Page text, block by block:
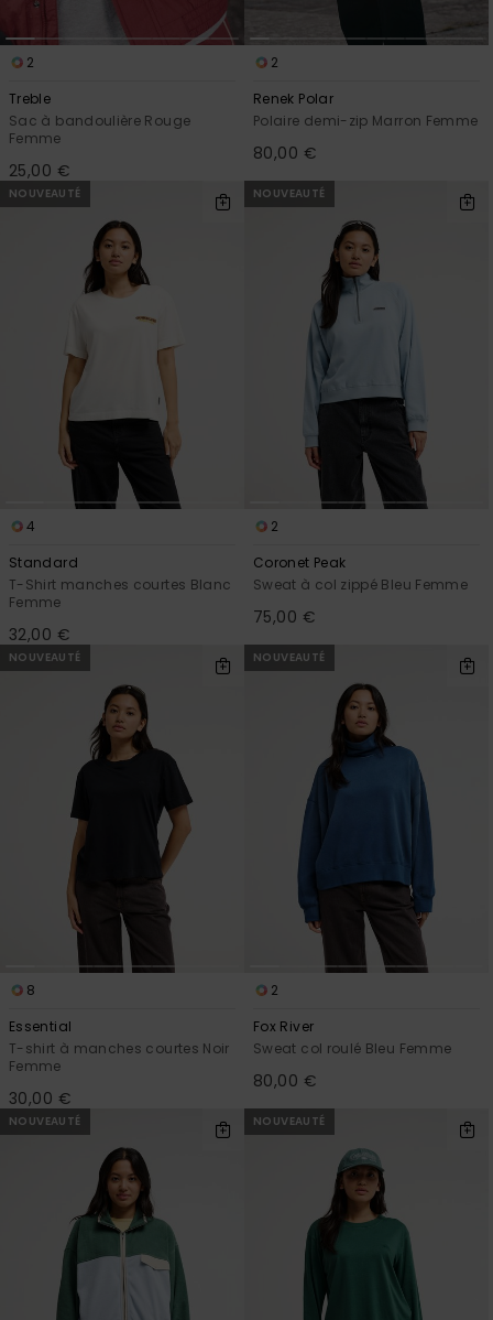
2
Treble
Sac à bandoulière Rouge
Femme
25,00 €
2
Renek Polar
Polaire demi-zip Marron Femme
80,00 €
NOUVEAUTÉ
4
Standard
T-Shirt manches courtes Blanc
Femme
32,00 €
NOUVEAUTÉ
2
Coronet Peak
Sweat à col zippé Bleu Femme
75,00 €
NOUVEAUTÉ
8
Essential
T-shirt à manches courtes Noir
Femme
30,00 €
NOUVEAUTÉ
2
Fox River
Sweat col roulé Bleu Femme
80,00 €
NOUVEAUTÉ NOUVEAUTÉ